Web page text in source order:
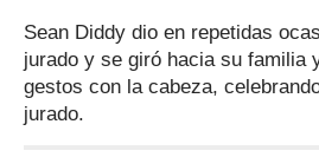
Sean Diddy dio en repetidas
jurado y se giró hacia su familia
gestos con la cabeza,
jurado.